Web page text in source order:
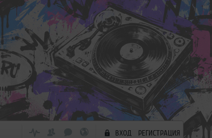
ВХОД РЕГИСТРАЦИЯ